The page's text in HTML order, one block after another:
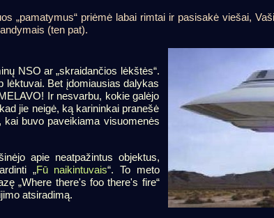
„pamatymus“ priėmė labai rimtai ir pasisakė viešai,
(ten pat).
NSO ar „skraidančios lėkštės“.
lėktuvai. Bet įdomiausias dalykas
Ir nesvarbu, kokie galėjo
jie neigė, ką karininkai pranešė
kai buvo paveikiama visuomenės
apie neatpažintus objektus,
„Fū naikintuvais“. To meto
„Where there's foo there's fire“
atsiradimą.